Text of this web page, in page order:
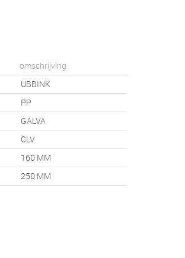
omschrijving
UBBINK
PP
GALVA
CLV
160 MM
250 MM